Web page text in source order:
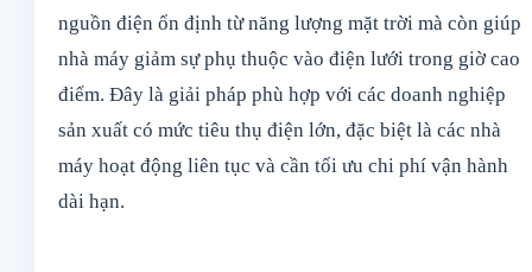
nguồn điện ổn định từ năng lượng mặt trời mà còn giúp
nhà máy giảm sự phụ thuộc vào điện lưới trong giờ cao
điểm. Đây là giải pháp phù hợp với các doanh nghiệp
sản xuất có mức tiêu thụ điện lớn, đặc biệt là các nhà
máy hoạt động liên tục và cần tối ưu chi phí vận hành
dài hạn.